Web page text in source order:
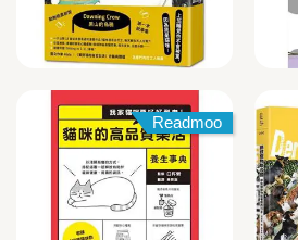
Readmoo